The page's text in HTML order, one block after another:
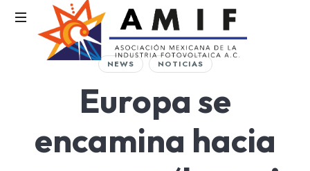
AMIF
Fotovoltaica
NEWS NOTICIAS
Europa se
encamina hacia